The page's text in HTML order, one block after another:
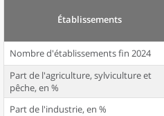
Établissements
Nombre d'établissements fin 2024
Part de l'agriculture, sylviculture et
pêche, en %
Part de l'industrie, en %